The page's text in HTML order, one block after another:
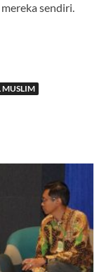
sendiri.
MUSLIM